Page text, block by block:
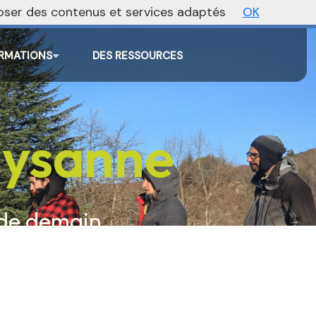
AgendaAnnoncesActualités
DES RESSOURCES
demain
des contenus et services adaptés OK